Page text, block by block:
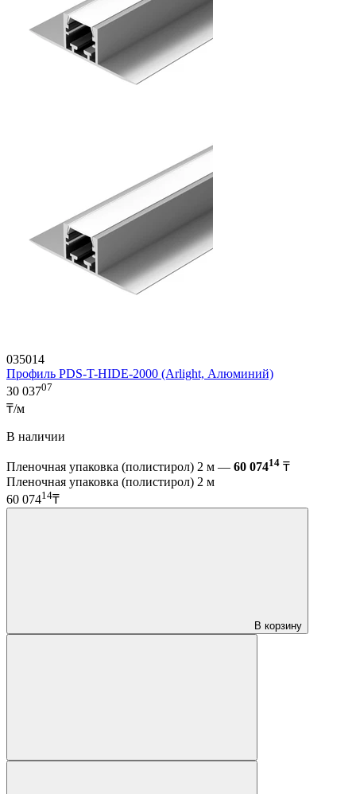
035014
Профиль PDS-T-HIDE-2000 (Arlight, Алюминий)
30 03707
₸/м
В наличии
Пленочная упаковка (полистирол) 2 м — 60 07414 ₸
Пленочная упаковка (полистирол) 2 м
60 07414₸
В корзину